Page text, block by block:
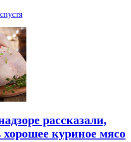
рассказали,
куриное мясо